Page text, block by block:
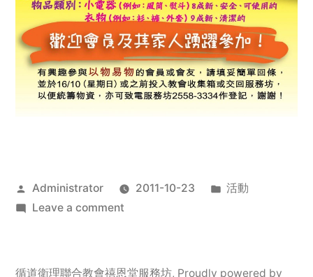
Posted
by
Administrator 2011-10-23
Posted
活動
Leave a commenton
服
循道衛理聯合教會禧恩堂服務坊, Proudly powered by